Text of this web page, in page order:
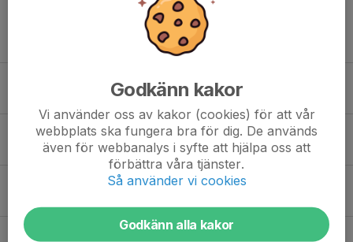
STORT TACK!
2 aug, 11:43 0
SÄSONGSKORT 2026 - 27
31 jul, 12:29 0
Information Västkustens Sommarhockeyskola 2026
OSKAR ZINGMARK TILLBAKA I VHC
Godkänn kakor
Vi använder oss av kakor (cookies) för att vår
webbplats ska fungera bra för dig. De används
även för webbanalys i syfte att hjälpa oss att
förbättra våra tjänster.
Så använder vi cookies
Godkänn alla kakor